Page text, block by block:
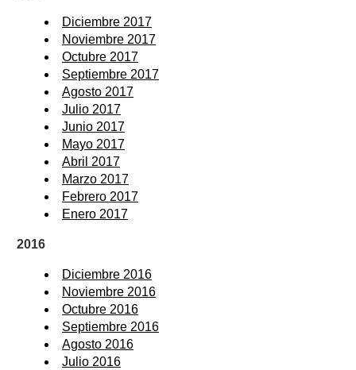
Diciembre 2017
Noviembre 2017
Octubre 2017
Septiembre 2017
Agosto 2017
Julio 2017
Junio 2017
Mayo 2017
Abril 2017
Marzo 2017
Febrero 2017
Enero 2017
2016
Diciembre 2016
Noviembre 2016
Octubre 2016
Septiembre 2016
Agosto 2016
Julio 2016